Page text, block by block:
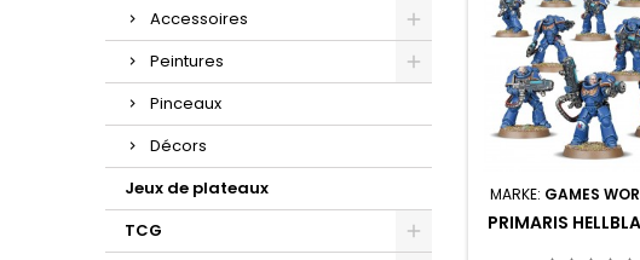
Accessoires
Peintures
Pinceaux
Décors
Jeux de plateaux
TCG
MARKE: GAMES
PRIMARIS